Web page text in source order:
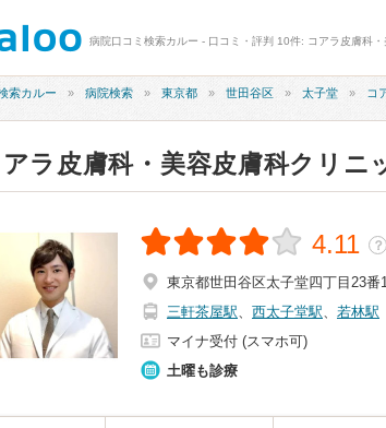
病院口コミ検索カルー - 口コミ・評判 10件: コアラ皮膚科
索カルー 病院検索 東京都 世田谷区 太子堂 コ
アラ皮膚科・美容皮膚科クリニ
4.11 ？
東京都世田谷区太子堂四丁目23番
三軒茶屋駅、 西太子堂駅、 若林駅
マイナ受付 (スマホ可)
土曜も診療